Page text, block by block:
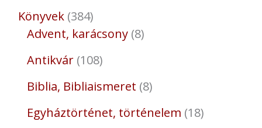
Könyvek 384
Advent, karácsony 8
Antikvár 108
Biblia, Bibliaismeret 8
Egyháztörténet, történelem 18